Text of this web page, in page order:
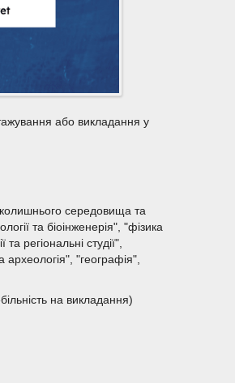
або викладання у
середовища та
та біоінженерія", "фізика
регіональні студії",
археологія", "географія",
на викладання)